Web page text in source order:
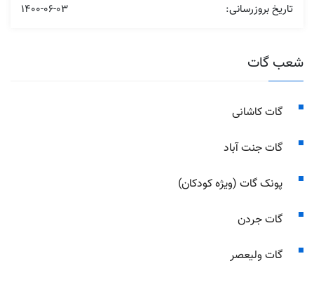
تاریخ بروزرسانی: 1400-06-03
شعب گات
گات کاشانی
گات جنت آباد
پونک گات (ویژه کودکان)
گات جردن
گات ولیعصر